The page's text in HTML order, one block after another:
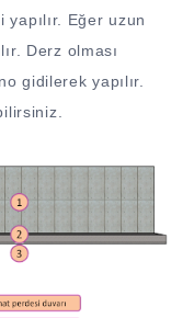
Eğer uzun
Derz olması
gidilerek yapılır.